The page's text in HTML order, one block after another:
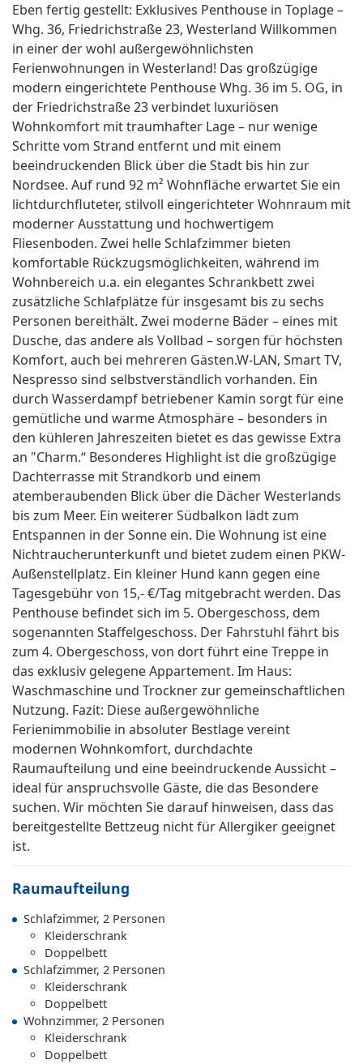
Eben fertig gestellt: Exklusives Penthouse in Toplage –
Whg. 36, Friedrichstraße 23, Westerland Willkommen
in einer der wohl außergewöhnlichsten
Ferienwohnungen in Westerland! Das großzügige
modern eingerichtete Penthouse Whg. 36 im 5. OG, in
der Friedrichstraße 23 verbindet luxuriösen
Wohnkomfort mit traumhafter Lage – nur wenige
Schritte vom Strand entfernt und mit einem
beeindruckenden Blick über die Stadt bis hin zur
Nordsee. Auf rund 92 m² Wohnfläche erwartet Sie ein
lichtdurchfluteter, stilvoll eingerichteter Wohnraum mit
moderner Ausstattung und hochwertigem
Fliesenboden. Zwei helle Schlafzimmer bieten
komfortable Rückzugsmöglichkeiten, während im
Wohnbereich u.a. ein elegantes Schrankbett zwei
zusätzliche Schlafplätze für insgesamt bis zu sechs
Personen bereithält. Zwei moderne Bäder – eines mit
Dusche, das andere als Vollbad – sorgen für höchsten
Komfort, auch bei mehreren Gästen.W-LAN, Smart TV,
Nespresso sind selbstverständlich vorhanden. Ein
durch Wasserdampf betriebener Kamin sorgt für eine
gemütliche und warme Atmosphäre – besonders in
den kühleren Jahreszeiten bietet es das gewisse Extra
an "Charm.“ Besonderes Highlight ist die großzügige
Dachterrasse mit Strandkorb und einem
atemberaubenden Blick über die Dächer Westerlands
bis zum Meer. Ein weiterer Südbalkon lädt zum
Entspannen in der Sonne ein. Die Wohnung ist eine
Nichtraucherunterkunft und bietet zudem einen PKW-
Außenstellplatz. Ein kleiner Hund kann gegen eine
Tagesgebühr von 15,- €/Tag mitgebracht werden. Das
Penthouse befindet sich im 5. Obergeschoss, dem
sogenannten Staffelgeschoss. Der Fahrstuhl fährt bis
zum 4. Obergeschoss, von dort führt eine Treppe in
das exklusiv gelegene Appartement. Im Haus:
Waschmaschine und Trockner zur gemeinschaftlichen
Nutzung. Fazit: Diese außergewöhnliche
Ferienimmobilie in absoluter Bestlage vereint
modernen Wohnkomfort, durchdachte
Raumaufteilung und eine beeindruckende Aussicht –
ideal für anspruchsvolle Gäste, die das Besondere
suchen. Wir möchten Sie darauf hinweisen, dass das
bereitgestellte Bettzeug nicht für Allergiker geeignet
ist.
Raumaufteilung
Schlafzimmer, 2 Personen
Kleiderschrank
Doppelbett
Schlafzimmer, 2 Personen
Kleiderschrank
Doppelbett
Wohnzimmer, 2 Personen
Kleiderschrank
Doppelbett